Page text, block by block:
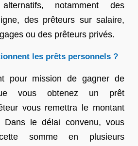
notamment des
des prêteurs sur salaire,
ou des prêteurs privés.
les prêts personnels ?
pour mission de gagner de
vous obtenez un prêt
vous remettra le montant
Dans le délai convenu, vous
somme en plusieurs